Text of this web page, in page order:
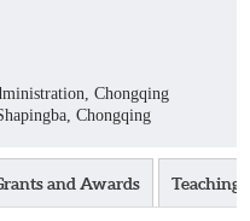
Chongqing
Chongqing
and Awards Teaching